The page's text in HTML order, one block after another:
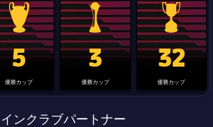
Champions League trophy
5
優勝カップ
label.aria.clubworldcup
3
優勝カップ
国王杯
32
優勝カップ
インクラブパートナー